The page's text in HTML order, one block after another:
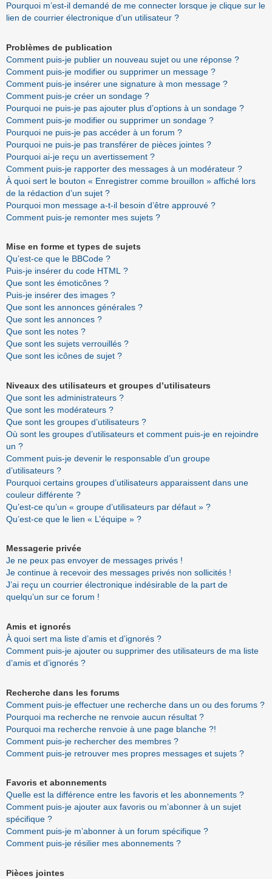
Pourquoi m’est-il demandé de me connecter lorsque je clique sur le
lien de courrier électronique d’un utilisateur ?
Problèmes de publication
Comment puis-je publier un nouveau sujet ou une réponse ?
Comment puis-je modifier ou supprimer un message ?
Comment puis-je insérer une signature à mon message ?
Comment puis-je créer un sondage ?
Pourquoi ne puis-je pas ajouter plus d’options à un sondage ?
Comment puis-je modifier ou supprimer un sondage ?
Pourquoi ne puis-je pas accéder à un forum ?
Pourquoi ne puis-je pas transférer de pièces jointes ?
Pourquoi ai-je reçu un avertissement ?
Comment puis-je rapporter des messages à un modérateur ?
À quoi sert le bouton « Enregistrer comme brouillon » affiché lors
de la rédaction d’un sujet ?
Pourquoi mon message a-t-il besoin d’être approuvé ?
Comment puis-je remonter mes sujets ?
Mise en forme et types de sujets
Qu’est-ce que le BBCode ?
Puis-je insérer du code HTML ?
Que sont les émoticônes ?
Puis-je insérer des images ?
Que sont les annonces générales ?
Que sont les annonces ?
Que sont les notes ?
Que sont les sujets verrouillés ?
Que sont les icônes de sujet ?
Niveaux des utilisateurs et groupes d’utilisateurs
Que sont les administrateurs ?
Que sont les modérateurs ?
Que sont les groupes d’utilisateurs ?
Où sont les groupes d’utilisateurs et comment puis-je en rejoindre
un ?
Comment puis-je devenir le responsable d’un groupe
d’utilisateurs ?
Pourquoi certains groupes d’utilisateurs apparaissent dans une
couleur différente ?
Qu’est-ce qu’un « groupe d’utilisateurs par défaut » ?
Qu’est-ce que le lien « L’équipe » ?
Messagerie privée
Je ne peux pas envoyer de messages privés !
Je continue à recevoir des messages privés non sollicités !
J’ai reçu un courrier électronique indésirable de la part de
quelqu’un sur ce forum !
Amis et ignorés
À quoi sert ma liste d’amis et d’ignorés ?
Comment puis-je ajouter ou supprimer des utilisateurs de ma liste
d’amis et d’ignorés ?
Recherche dans les forums
Comment puis-je effectuer une recherche dans un ou des forums ?
Pourquoi ma recherche ne renvoie aucun résultat ?
Pourquoi ma recherche renvoie à une page blanche ?!
Comment puis-je rechercher des membres ?
Comment puis-je retrouver mes propres messages et sujets ?
Favoris et abonnements
Quelle est la différence entre les favoris et les abonnements ?
Comment puis-je ajouter aux favoris ou m’abonner à un sujet
spécifique ?
Comment puis-je m’abonner à un forum spécifique ?
Comment puis-je résilier mes abonnements ?
Pièces jointes